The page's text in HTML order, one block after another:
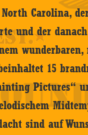
Carolina,
und der
wunderbaren,
15
Pictures“
sind auf